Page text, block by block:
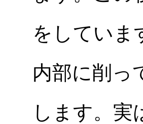
をしていま
内部に削っ
します。実